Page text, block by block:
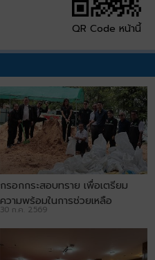
QR Code หน้านี้
กรอกกระสอบทราย เพื่อเตรียม
ความพร้อมในการช่วยเหลือ
ประชาชน
30 ก.ค. 2569